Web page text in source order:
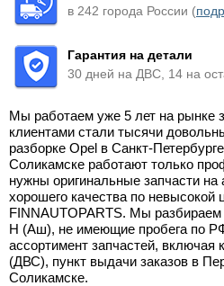
в 242 города России (
Гарантия на детали
30 дней на ДВС, 14 на
Мы работаем уже 5 лет на рынке
клиентами стали тысячи
разборке Opel в Санкт-
Соликамске работают только
нужны оригинальные запчасти
хорошего качества по
FINNAUTOPARTS. Мы
Н (Аш), не имеющие пробега по
ассортимент запчастей, включая
(ДВС), пункт выдачи заказов в
Соликамске.